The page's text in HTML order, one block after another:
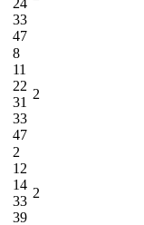
33
47
8
11
22
31
33
47
2
2
12
14
33
39
2